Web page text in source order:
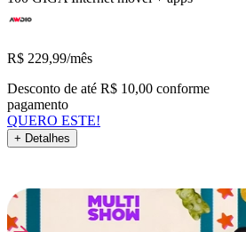
R$ 229,99/mês
Desconto de até R$ 10,00 conforme
pagamento
QUERO ESTE!
+ Detalhes